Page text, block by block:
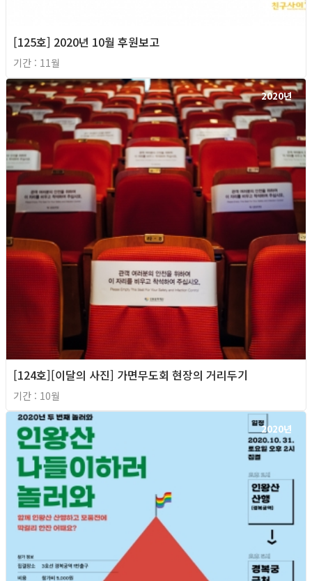
[125호] 2020년 10월 후원보고
기간 : 11월
2020년
[124호][이달의 사진] 가면무도회 현장의 거리두기
기간 : 10월
2020년